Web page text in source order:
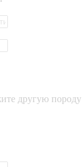
другую породу